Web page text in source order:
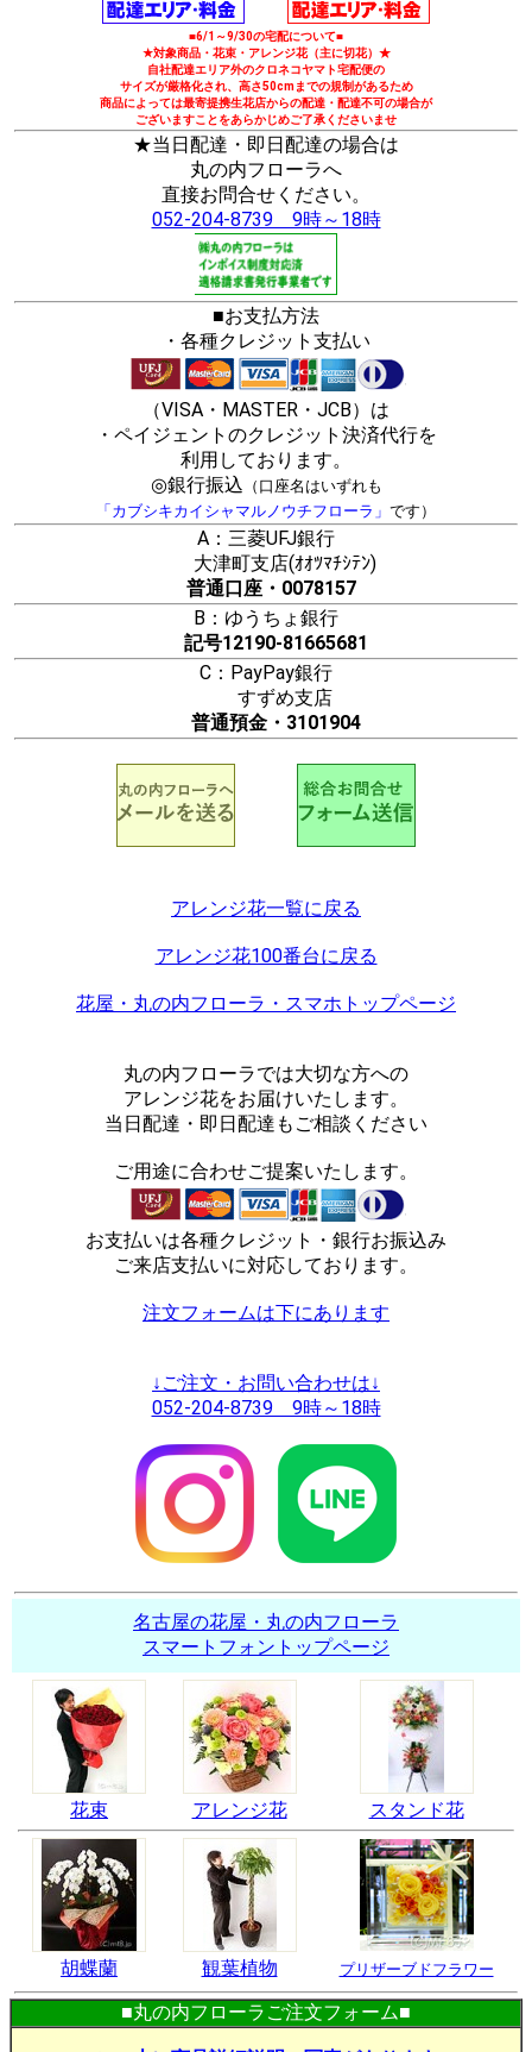
■6/1～9/30の宅配について■
★対象商品・花束・アレンジ花（主に切花）★
自社配達エリア外のクロネコヤマト宅配便の
サイズが厳格化され、高さ50cmまでの規制があるため
商品によっては最寄提携生花店からの配達・配達不可の場合が
ございますことをあらかじめご了承くださいませ
★当日配達・即日配達の場合は
丸の内フローラへ
直接お問合せください。
052-204-8739 9時～18時
■お支払方法
・各種クレジット支払い
（VISA・MASTER・JCB）は
・ペイジェントのクレジット決済代行を
利用しております。
◎銀行振込 （口座名はいずれも
「カブシキカイシャマルノウチフローラ」 です）
A：三菱UFJ銀行
大津町支店(ｵｵﾂﾏﾁｼﾃﾝ)
普通口座・0078157
B：ゆうちょ銀行
記号12190-81665681
C：PayPay銀行
すずめ支店
普通預金・3101904
アレンジ花一覧に戻る
アレンジ花100番台に戻る
花屋・丸の内フローラ・スマホトップページ
丸の内フローラでは大切な方への
アレンジ花をお届けいたします。
当日配達・即日配達もご相談ください
ご用途に合わせご提案いたします。
お支払いは各種クレジット・銀行お振込み
ご来店支払いに対応しております。
注文フォームは下にあります
↓ご注文・お問い合わせは↓
052-204-8739 9時～18時
名古屋の花屋・丸の内フローラ
スマートフォントップページ
花束 アレンジ花 スタンド花
胡蝶蘭 観葉植物 プリザーブドフラワー
■丸の内フローラご注文フォーム■